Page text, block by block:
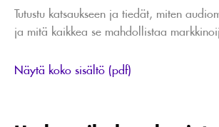
Tutustu katsaukseen ja tiedät, miten
ja mitä kaikkea se mahdollistaa
Näytä koko sisältö (pdf)